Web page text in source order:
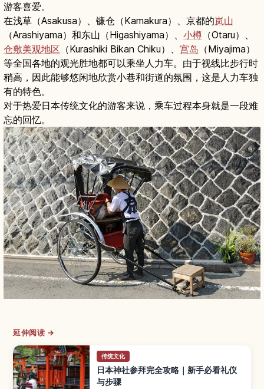
游客喜爱。
在浅草（Asakusa）、镰仓（Kamakura）、京都的岚山
（Arashiyama）和东山（Higashiyama）、 小樽 （Otaru）、
仓敷美观地区 （Kurashiki Bikan Chiku）、 宫岛 （Miyajima）
等全国各地的观光胜地都可以乘坐人力车。由于视线比步行时
稍高，因此能够悠闲地欣赏小巷和街道的氛围，这是人力车独
有的特色。
对于热爱日本传统文化的游客来说，乘车过程本身就是一段难
忘的回忆。
延伸阅读 →
传统文化
日本神社参拜完全攻略｜新手必看礼仪
与步骤